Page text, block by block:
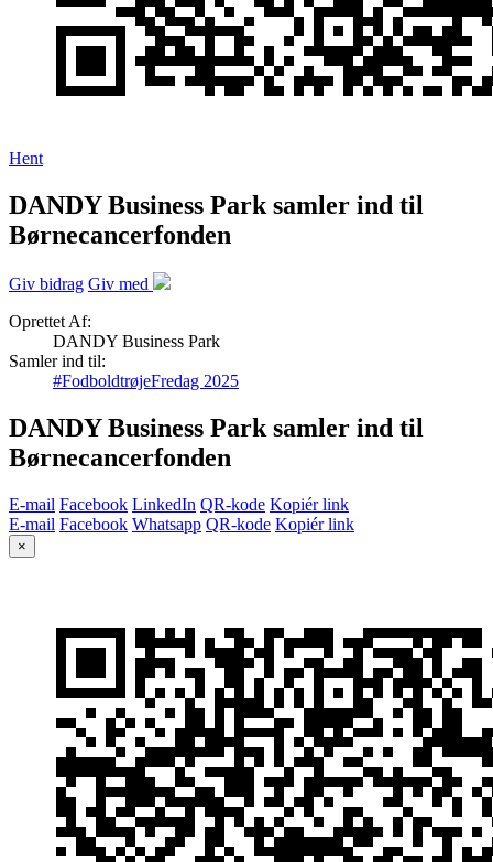
Hent
DANDY Business Park samler ind til
Børnecancerfonden
Giv bidrag Giv med
Oprettet Af:
DANDY Business Park
Samler ind til:
#FodboldtrøjeFredag 2025
DANDY Business Park samler ind til
Børnecancerfonden
E-mail Facebook LinkedIn QR-kode Kopiér link
E-mail Facebook Whatsapp QR-kode Kopiér link
×